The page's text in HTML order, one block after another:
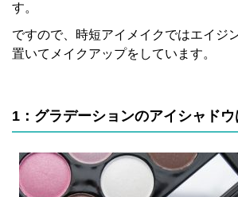
す。
ですので、時短アイメイクではエイジ
置いてメイクアップをしています。
1：グラデーションのアイシャド